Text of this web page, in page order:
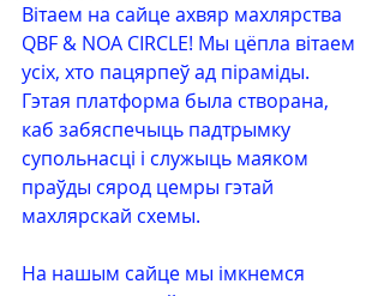
Вітаем на сайце ахвяр махлярства
QBF & NOA CIRCLE! Мы цёпла вітаем
усіх, хто пацярпеў ад піраміды.
Гэтая платформа была створана,
каб забяспечыць падтрымку
супольнасці і служыць маяком
праўды сярод цемры гэтай
махлярскай схемы.
На нашым сайце мы імкнемся